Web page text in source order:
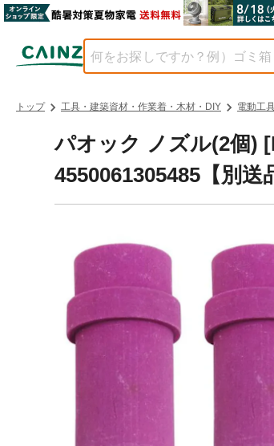
トップ 工具・建築資材・作業着・木材・DIY 電動工
パオック ノズル(2個)
4550061305485【別送